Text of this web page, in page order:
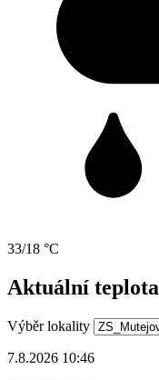
33/18 °C
Aktuální teplota
Výběr lokality
7.8.2026 10:46